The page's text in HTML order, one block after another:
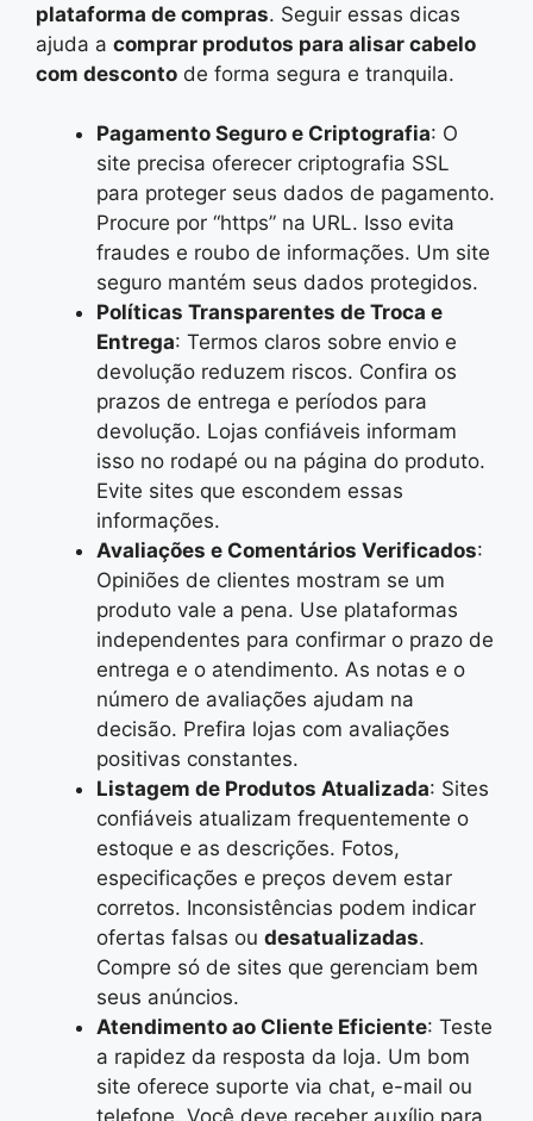
plataforma de compras. Seguir essas dicas
ajuda a comprar produtos para alisar cabelo
com desconto de forma segura e tranquila.
Pagamento Seguro e Criptografia: O
site precisa oferecer criptografia SSL
para proteger seus dados de pagamento.
Procure por “https” na URL. Isso evita
fraudes e roubo de informações. Um site
seguro mantém seus dados protegidos.
Políticas Transparentes de Troca e
Entrega: Termos claros sobre envio e
devolução reduzem riscos. Confira os
prazos de entrega e períodos para
devolução. Lojas confiáveis informam
isso no rodapé ou na página do produto.
Evite sites que escondem essas
informações.
Avaliações e Comentários Verificados:
Opiniões de clientes mostram se um
produto vale a pena. Use plataformas
independentes para confirmar o prazo de
entrega e o atendimento. As notas e o
número de avaliações ajudam na
decisão. Prefira lojas com avaliações
positivas constantes.
Listagem de Produtos Atualizada: Sites
confiáveis atualizam frequentemente o
estoque e as descrições. Fotos,
especificações e preços devem estar
corretos. Inconsistências podem indicar
ofertas falsas ou desatualizadas.
Compre só de sites que gerenciam bem
seus anúncios.
Atendimento ao Cliente Eficiente: Teste
a rapidez da resposta da loja. Um bom
site oferece suporte via chat, e-mail ou